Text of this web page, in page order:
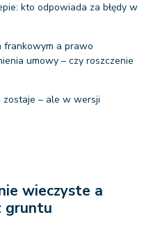
kto odpowiada za błędy w
frankowym a prawo
umowy – czy roszczenie
– ale w wersji
wieczyste a
gruntu